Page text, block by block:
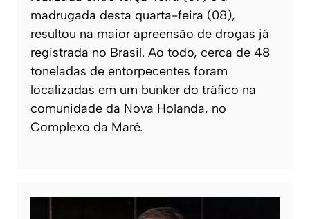
madrugada desta quarta-feira (08),
resultou na maior apreensão de drogas já
registrada no Brasil. Ao todo, cerca de 48
toneladas de entorpecentes foram
localizadas em um bunker do tráfico na
comunidade da Nova Holanda, no
Complexo da Maré.